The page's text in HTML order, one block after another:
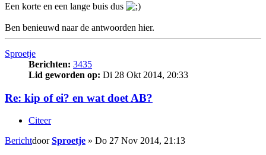
Een korte en een lange buis dus
Ben benieuwd naar de antwoorden hier.
Sproetje
Berichten: 3435
Lid geworden op: Di 28 Okt 2014, 20:33
Re: kip of ei? en wat doet AB?
Citeer
BerichtdoorSproetje » Do 27 Nov 2014, 21:13